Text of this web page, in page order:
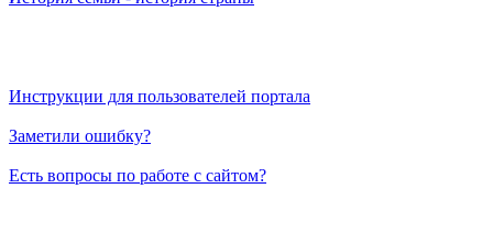
Инструкции для пользователей портала
Заметили ошибку?
Есть вопросы по работе с сайтом?